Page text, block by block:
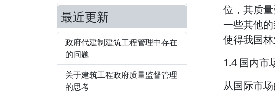
最近更新
政府代建制建筑工程管理中存在
的问题
关于建筑工程政府质量监督管理
的思考
位，其质
一些其他
使得我国林
1.4 国内市
从国际市